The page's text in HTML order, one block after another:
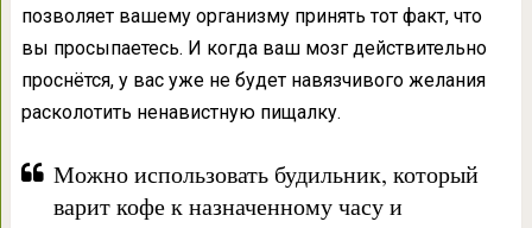
позволяет вашему организму принять тот факт, что
вы просыпаетесь. И когда ваш мозг действительно
проснётся, у вас уже не будет навязчивого желания
расколотить ненавистную пищалку.
Можно использовать будильник, который
варит кофе к назначенному часу и